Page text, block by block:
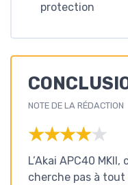
protection
NOTE DE LA RÉDACTION
★★★★★
★★★★★
L’Akai APC40
cherche pas à